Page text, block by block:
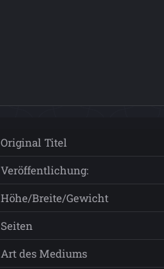
Original Titel
Veröffentlichung:
Höhe/Breite/Gewicht
Seiten
Art des Mediums